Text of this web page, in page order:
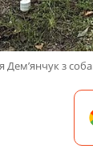
Дем’янчук з